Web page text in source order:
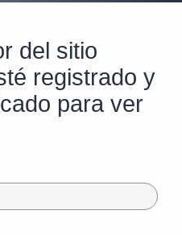
del sitio
registrado y
para ver